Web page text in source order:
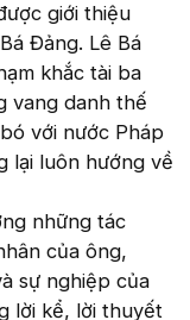
giới thiệu
Đảng. Lê Bá
khắc tài ba
vang danh thế
với nước Pháp
lại luôn hướng về
những tác
của ông,
sự nghiệp của
lời kể, lời thuyết